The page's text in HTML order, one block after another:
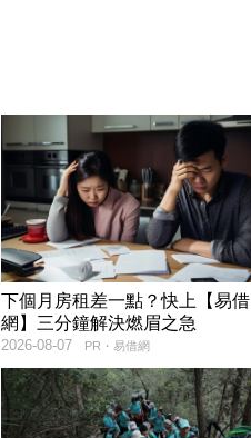
下個月房租差一點？快上【易借
網】三分鐘解決燃眉之急
PR・易借網
2026-08-07